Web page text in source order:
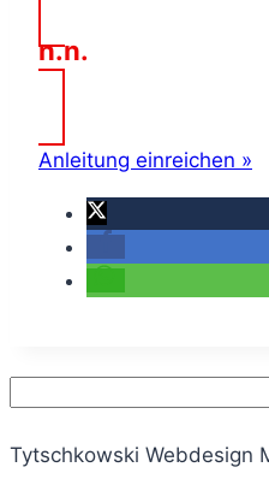
n.n.
Anleitung einreichen »
Tytschkowski Webdesign